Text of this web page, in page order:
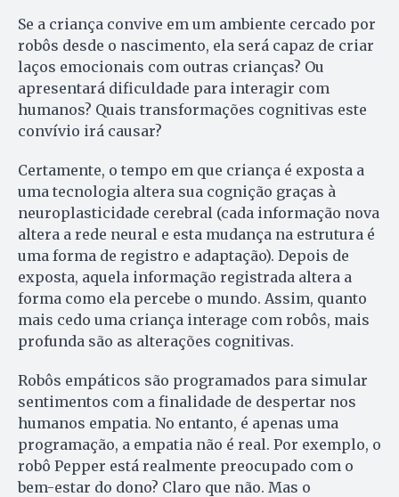
Se a criança convive em um ambiente cercado por
robôs desde o nascimento, ela será capaz de criar
laços emocionais com outras crianças? Ou
apresentará dificuldade para interagir com
humanos? Quais transformações cognitivas este
convívio irá causar?
Certamente, o tempo em que criança é exposta a
uma tecnologia altera sua cognição graças à
neuroplasticidade cerebral (cada informação nova
altera a rede neural e esta mudança na estrutura é
uma forma de registro e adaptação). Depois de
exposta, aquela informação registrada altera a
forma como ela percebe o mundo. Assim, quanto
mais cedo uma criança interage com robôs, mais
profunda são as alterações cognitivas.
Robôs empáticos são programados para simular
sentimentos com a finalidade de despertar nos
humanos empatia. No entanto, é apenas uma
programação, a empatia não é real. Por exemplo, o
robô Pepper está realmente preocupado com o
bem-estar do dono? Claro que não. Mas o